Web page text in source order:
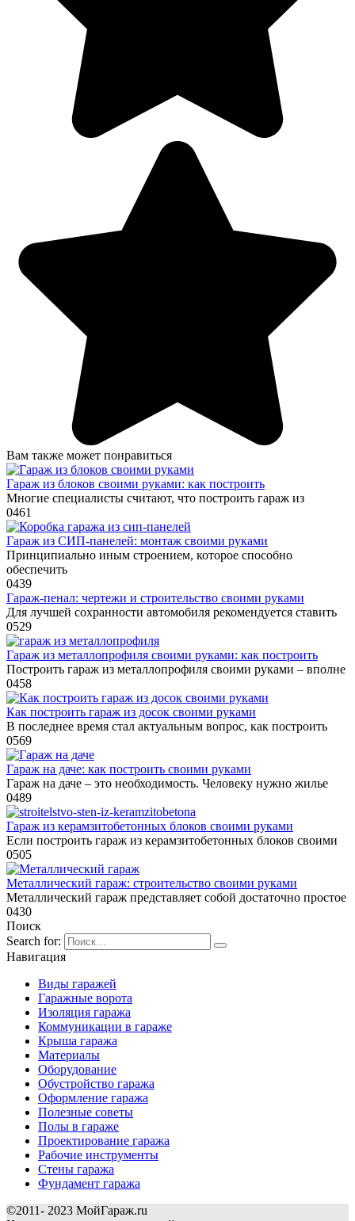
Вам также может понравиться
Гараж из блоков своими руками: как построить
Многие специалисты считают, что построить гараж из
0461
Гараж из СИП-панелей: монтаж своими руками
Принципиально иным строением, которое способно
обеспечить
0439
Гараж-пенал: чертежи и строительство своими руками
Для лучшей сохранности автомобиля рекомендуется ставить
0529
Гараж из металлопрофиля своими руками: как построить
Построить гараж из металлопрофиля своими руками – вполне
0458
Как построить гараж из досок своими руками
В последнее время стал актуальным вопрос, как построить
0569
Гараж на даче: как построить своими руками
Гараж на даче – это необходимость. Человеку нужно жилье
0489
Гараж из керамзитобетонных блоков своими руками
Если построить гараж из керамзитобетонных блоков своими
0505
Металлический гараж: строительство своими руками
Металлический гараж представляет собой достаточно простое
0430
Поиск
Search for:
Навигация
Виды гаражей
Гаражные ворота
Изоляция гаража
Коммуникации в гараже
Крыша гаража
Материалы
Оборудование
Обустройство гаража
Оформление гаража
Полезные советы
Полы в гараже
Проектирование гаража
Рабочие инструменты
Стены гаража
Фундамент гаража
©2011- 2023 МойГараж.ru